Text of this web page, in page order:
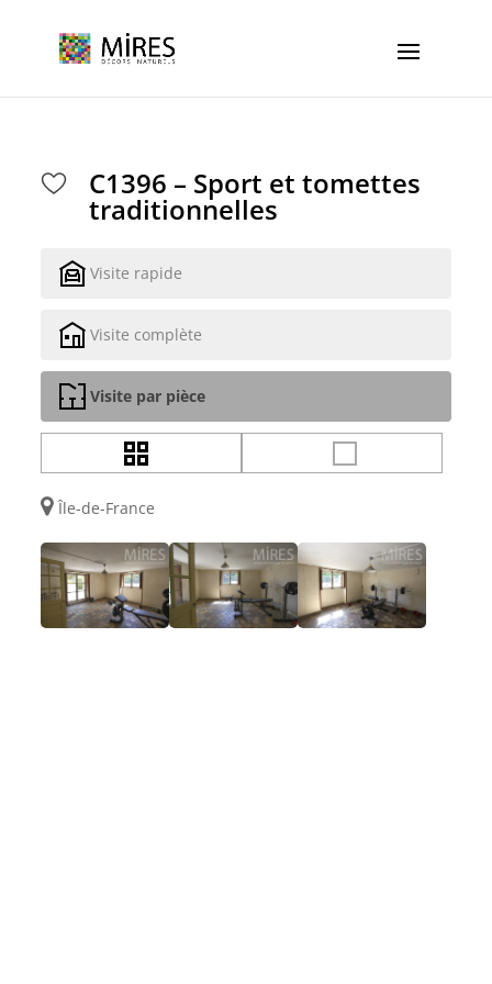
C1396 – Sport et tomettes
traditionnelles
Visite rapide
Visite complète
Visite par pièce
Île-de-France